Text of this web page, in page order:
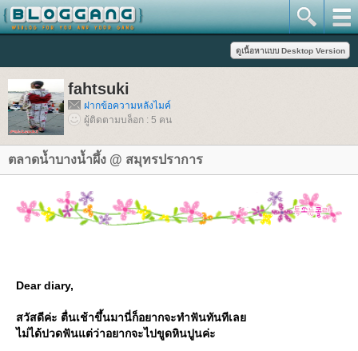
fahtsuki
ฝากข้อความหลังไมค์
ผู้ติดตามบล็อก : 5 คน
ตลาดน้ำบางน้ำผึ้ง @ สมุทรปราการ
Dear diary,
สวัสดีค่ะ ตื่นเช้าขึ้นมานี่ก็อยากจะทำฟันทันทีเลย
ไม่ได้ปวดฟันแต่ว่าอยากจะไปขูดหินปูนค่ะ